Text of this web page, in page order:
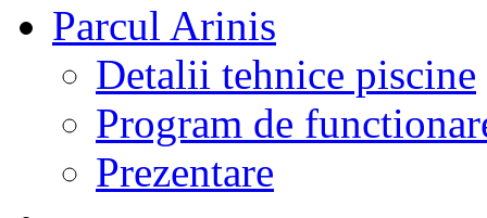
Parcul Arinis
Detalii tehnice piscine
Program de
Prezentare